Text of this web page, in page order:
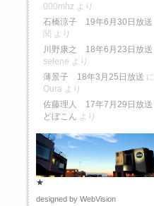
000mhz より
石橋涼子 19年6月30日放送
関 より
川野康之 18年6月23日放送
selene より
薄景子 18年3月25日放送 に
Oura より
佐藤理人 17年7月29日放送
どぼこん より
★
designed by WebVision